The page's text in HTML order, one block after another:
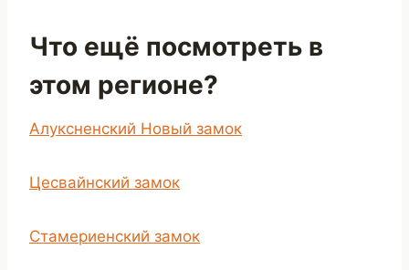
Что ещё посмотреть в
этом регионе?
Алуксненский Новый замок
Цесвайнский замок
Стамериенский замок